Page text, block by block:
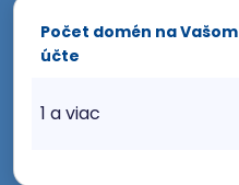
Počet domén na Vašom
účte
1 a viac